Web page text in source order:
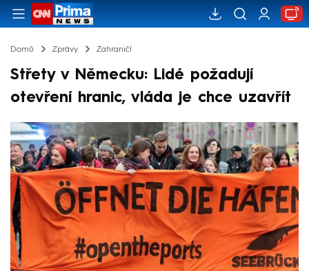
Domů Zprávy Zahraničí
Střety v Německu: Lidé požadují
otevření hranic, vláda je chce uzavřít